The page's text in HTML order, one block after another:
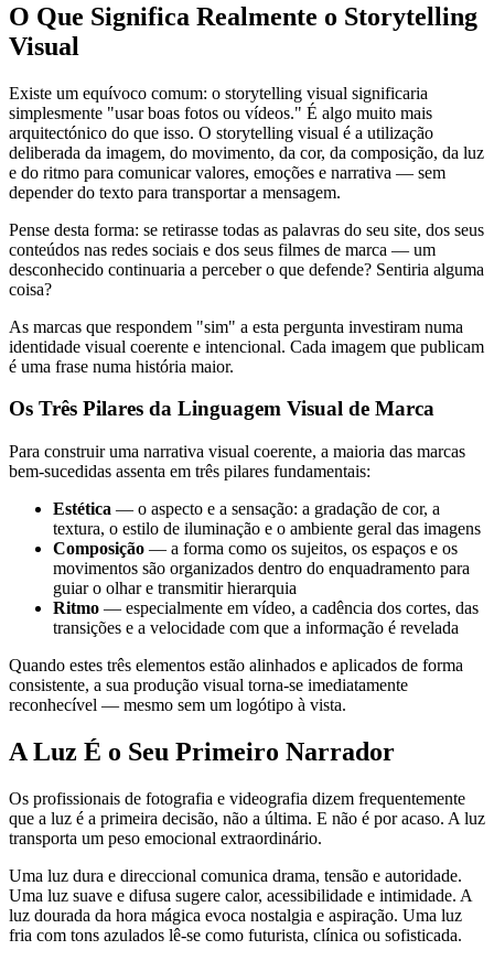
O Que Significa Realmente o Storytelling
Visual
Existe um equívoco comum: o storytelling visual significaria
simplesmente "usar boas fotos ou vídeos." É algo muito mais
arquitectónico do que isso. O storytelling visual é a utilização
deliberada da imagem, do movimento, da cor, da composição, da luz
e do ritmo para comunicar valores, emoções e narrativa — sem
depender do texto para transportar a mensagem.
Pense desta forma: se retirasse todas as palavras do seu site, dos seus
conteúdos nas redes sociais e dos seus filmes de marca — um
desconhecido continuaria a perceber o que defende? Sentiria alguma
coisa?
As marcas que respondem "sim" a esta pergunta investiram numa
identidade visual coerente e intencional. Cada imagem que publicam
é uma frase numa história maior.
Os Três Pilares da Linguagem Visual de Marca
Para construir uma narrativa visual coerente, a maioria das marcas
bem-sucedidas assenta em três pilares fundamentais:
Estética — o aspecto e a sensação: a gradação de cor, a
textura, o estilo de iluminação e o ambiente geral das imagens
Composição — a forma como os sujeitos, os espaços e os
movimentos são organizados dentro do enquadramento para
guiar o olhar e transmitir hierarquia
Ritmo — especialmente em vídeo, a cadência dos cortes, das
transições e a velocidade com que a informação é revelada
Quando estes três elementos estão alinhados e aplicados de forma
consistente, a sua produção visual torna-se imediatamente
reconhecível — mesmo sem um logótipo à vista.
A Luz É o Seu Primeiro Narrador
Os profissionais de fotografia e videografia dizem frequentemente
que a luz é a primeira decisão, não a última. E não é por acaso. A luz
transporta um peso emocional extraordinário.
Uma luz dura e direccional comunica drama, tensão e autoridade.
Uma luz suave e difusa sugere calor, acessibilidade e intimidade. A
luz dourada da hora mágica evoca nostalgia e aspiração. Uma luz
fria com tons azulados lê-se como futurista, clínica ou sofisticada.